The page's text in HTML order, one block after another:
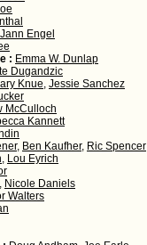
Jann Engel
: Emma W. Dunlap
Dugandzic
Knue, Jessie Sanchez
McCulloch
Kannett
, Ben Kaufher, Ric Spencer
, Lou Eyrich
, Nicole Daniels
Walters